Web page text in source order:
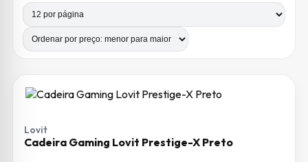
Produtos por página
Número de colunas
Lovit
Cadeira Gaming Lovit Prestige-X Preto